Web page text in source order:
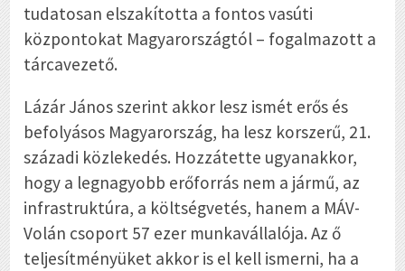
tudatosan elszakította a fontos vasúti
központokat Magyarországtól – fogalmazott a
tárcavezető.
Lázár János szerint akkor lesz ismét erős és
befolyásos Magyarország, ha lesz korszerű, 21.
századi közlekedés. Hozzátette ugyanakkor,
hogy a legnagyobb erőforrás nem a jármű, az
infrastruktúra, a költségvetés, hanem a MÁV-
Volán csoport 57 ezer munkavállalója. Az ő
teljesítményüket akkor is el kell ismerni, ha a